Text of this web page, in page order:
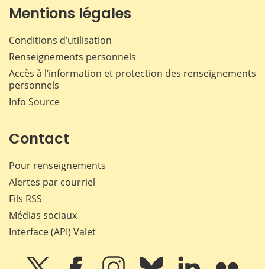
Mentions légales
Conditions d’utilisation
Renseignements personnels
Accès à l’information et protection des renseignements
personnels
Info Source
Contact
Pour renseignements
Alertes par courriel
Fils RSS
Médias sociaux
Interface (API) Valet